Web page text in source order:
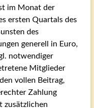
im Monat der
ersten Quartals des
des
generell in Euro,
notwendiger
Mitglieder
vollen Beitrag,
Zahlung
zusätzlichen